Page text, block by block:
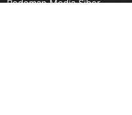
Pedoman Media Siber